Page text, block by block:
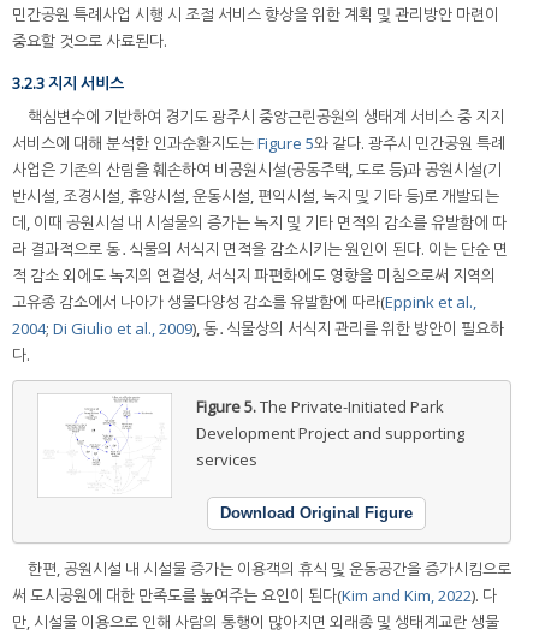
민간공원 특례사업 시행 시 조절 서비스 향상을 위한 계획 및 관리방안 마련이
중요할 것으로 사료된다.
3.2.3 지지 서비스
핵심변수에 기반하여 경기도 광주시 중앙근린공원의 생태계 서비스 중 지지
서비스에 대해 분석한 인과순환지도는Figure 5와 같다. 광주시 민간공원 특례
사업은 기존의 산림을 훼손하여 비공원시설(공동주택, 도로 등)과 공원시설(기
반시설, 조경시설, 휴양시설, 운동시설, 편익시설, 녹지 및 기타 등)로 개발되는
데, 이때 공원시설 내 시설물의 증가는 녹지 및 기타 면적의 감소를 유발함에 따
라 결과적으로 동․식물의 서식지 면적을 감소시키는 원인이 된다. 이는 단순 면
적 감소 외에도 녹지의 연결성, 서식지 파편화에도 영향을 미침으로써 지역의
고유종 감소에서 나아가 생물다양성 감소를 유발함에 따라(Eppink et al.,
2004; Di Giulio et al., 2009), 동․식물상의 서식지 관리를 위한 방안이 필요하
다.
Figure 5.The Private-Initiated Park
Development Project and supporting
services
Download Original Figure
한편, 공원시설 내 시설물 증가는 이용객의 휴식 및 운동공간을 증가시킴으로
써 도시공원에 대한 만족도를 높여주는 요인이 된다(Kim and Kim, 2022). 다
만, 시설물 이용으로 인해 사람의 통행이 많아지면 외래종 및 생태계교란 생물